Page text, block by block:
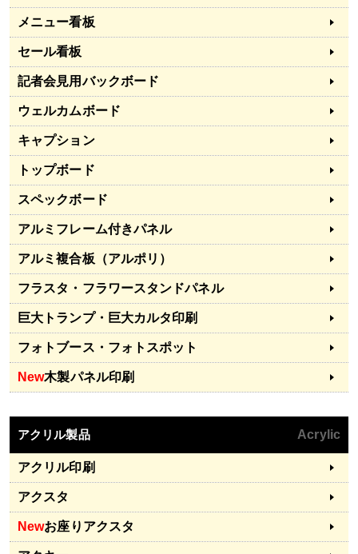
メニュー看板
セール看板
記者会見用バックボード
ウェルカムボード
キャプション
トップボード
スペックボード
アルミフレーム付きパネル
アルミ複合板（アルポリ）
フラスタ・フラワースタンドパネル
巨大トランプ・巨大カルタ印刷
フォトブース・フォトスポット
New木製パネル印刷
アクリル製品 Acrylic
アクリル印刷
アクスタ
Newお座りアクスタ